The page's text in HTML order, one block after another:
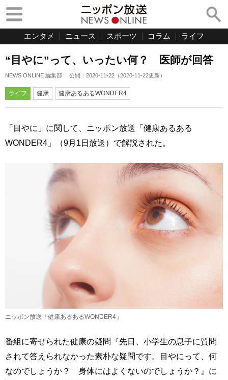
エンタメ ニュース スポーツ コラム ライフ
“目やに”って、いったい何？ 医師が回答
NEWS ONLINE 編集部 公開： 2020-11-22 （2020-11-22更新）
ライフ 健康 健康あるあるWONDER4
「目やに」に関して、ニッポン放送「健康あるある
WONDER4」（9月1日放送）で解説された。
ニッポン放送「健康あるあるWONDER4」
番組に寄せられた健康の疑問『先日、小学生の息子に質問
されて答えられなかった素朴な疑問です。目やにって、何
なのでしょうか？ 身体にはよくないのでしょうか？』に